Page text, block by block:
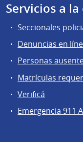
Servicios a
Seccionales
Denuncias en
Personas
Matrículas
Verificá
Emergencia 911